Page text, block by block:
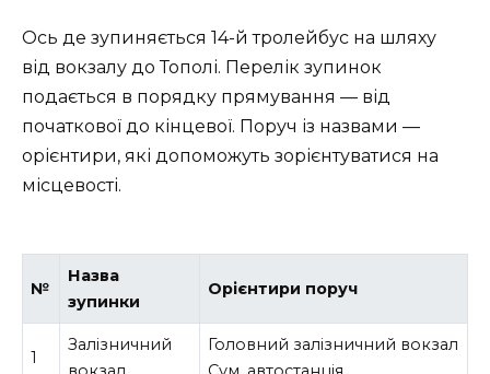
Ось де зупиняється 14-й тролейбус на шляху
від вокзалу до Тополі. Перелік зупинок
подається в порядку прямування — від
початкової до кінцевої. Поруч із назвами —
орієнтири, які допоможуть зорієнтуватися на
місцевості.
№
Назва
зупинки
Орієнтири поруч
1
Залізничний
Головний залізничний вокзал